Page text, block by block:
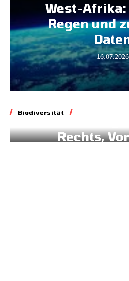
West-Afrika:
Regen und
16.07.2026
Biodiversität
Rechts,